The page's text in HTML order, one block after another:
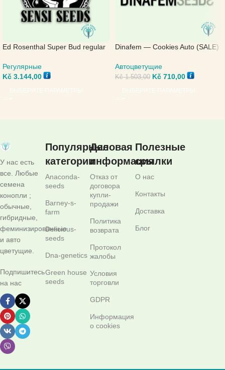
Ed Rosenthal Super Bud regular
Регулярные
Kč 3.144,00
Dinafem — Cookies Auto (SALE)
Автоцветущие
Kč1.503,00 Kč 710,00
ВЫБЕРИТЕ ПАРАМЕТРЫ
У нас есть
все. Любые
семена
конопли ;
обычные,
гибридные,
феминизированные
и авто
цветущие.
Подпишитесь
на нас
Популярные
категории
Anaconda-
seeds
Barney-s-
farm
Delicious-
seeds
Dna-genetics
Green house
seeds
Деловая
информация
Отказ от
договора
купли-
продажи
Политика
возврата
Протокол
жалобы
Условия
торговли
GDPR
Информация
о cookies
Полезные
ссылки
О нас
Контакты
Доставка
Блог